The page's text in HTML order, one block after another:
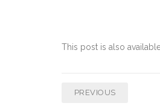
This post is also
PREVIOUS